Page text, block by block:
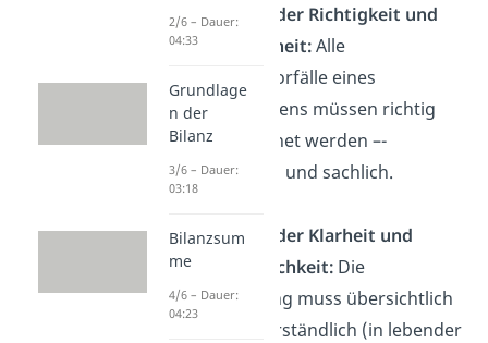
Grundsatz der Richtigkeit und
Willkürfreiheit:Alle
Geschäftsvorfälle eines
Unternehmens müssen richtig
aufgezeichnet werden –-
rechnerisch und sachlich.
Grundsatz der Klarheit und
Übersichtlichkeit: Die
Buchführung muss übersichtlich
und klar verständlich (in lebender
2/6 – Dauer:
04:33
Grundlage
n der
Bilanz
3/6 – Dauer:
03:18
Bilanzsum
me
4/6 – Dauer:
04:23